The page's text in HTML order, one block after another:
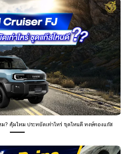
? คุ้มไหม ประหยัดเท่าไหร่ ชุดไหนดี หงษ์ทองแก๊ส